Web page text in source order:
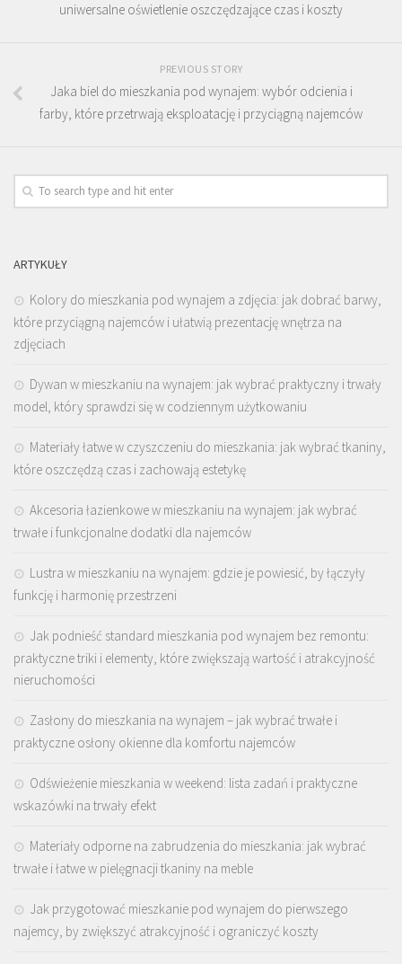
uniwersalne oświetlenie oszczędzające czas i koszty
PREVIOUS STORY
Jaka biel do mieszkania pod wynajem: wybór odcienia i
farby, które przetrwają eksploatację i przyciągną najemców
ARTYKUŁY
Kolory do mieszkania pod wynajem a zdjęcia: jak dobrać barwy,
które przyciągną najemców i ułatwią prezentację wnętrza na
zdjęciach
Dywan w mieszkaniu na wynajem: jak wybrać praktyczny i trwały
model, który sprawdzi się w codziennym użytkowaniu
Materiały łatwe w czyszczeniu do mieszkania: jak wybrać tkaniny,
które oszczędzą czas i zachowają estetykę
Akcesoria łazienkowe w mieszkaniu na wynajem: jak wybrać
trwałe i funkcjonalne dodatki dla najemców
Lustra w mieszkaniu na wynajem: gdzie je powiesić, by łączyły
funkcję i harmonię przestrzeni
Jak podnieść standard mieszkania pod wynajem bez remontu:
praktyczne triki i elementy, które zwiększają wartość i atrakcyjność
nieruchomości
Zasłony do mieszkania na wynajem – jak wybrać trwałe i
praktyczne osłony okienne dla komfortu najemców
Odświeżenie mieszkania w weekend: lista zadań i praktyczne
wskazówki na trwały efekt
Materiały odporne na zabrudzenia do mieszkania: jak wybrać
trwałe i łatwe w pielęgnacji tkaniny na meble
Jak przygotować mieszkanie pod wynajem do pierwszego
najemcy, by zwiększyć atrakcyjność i ograniczyć koszty